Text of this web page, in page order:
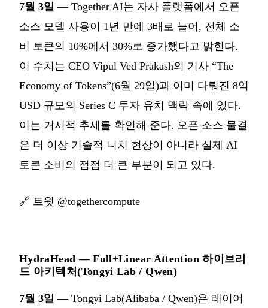
7월 3일 — Together AI는 자사 플랫폼에서 오픈
소스 모델 사용이 1년 만에 3배로 늘어, 전체 소
비 토큰의 10%에서 30%로 증가했다고 밝힌다.
이 수치는 CEO Vipul Ved Prakash의 기사 “The
Economy of Tokens”(6월 29일)과 이미 다뤄진 8억
USD 규모의 Series C 투자 유치 맥락 속에 있다.
이는 거시적 추세를 확인해 준다. 오픈 소스 물결
은 더 이상 기술적 니치 현상이 아니라 실제 AI
토큰 소비의 점점 더 큰 부분이 되고 있다.
🔗 트윗 @togethercompute
HydraHead — Full+Linear Attention 하이브리
드 아키텍처(Tongyi Lab / Qwen)
7월 3일 — Tongyi Lab(Alibaba / Qwen)은 레이어